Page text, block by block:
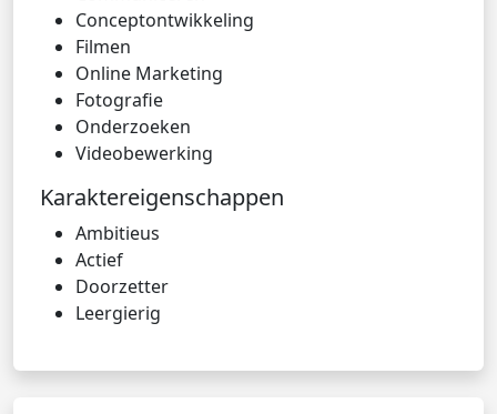
Conceptontwikkeling
Filmen
Online Marketing
Fotografie
Onderzoeken
Videobewerking
Karaktereigenschappen
Ambitieus
Actief
Doorzetter
Leergierig